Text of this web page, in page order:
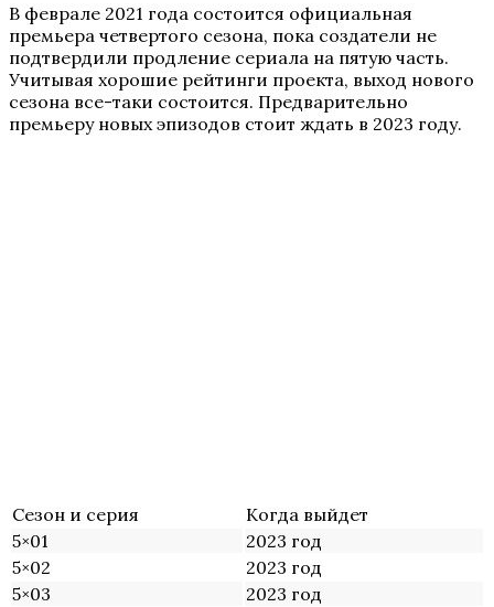
В феврале 2021 года состоится официальная
премьера четвертого сезона, пока создатели не
подтвердили продление сериала на пятую часть.
Учитывая хорошие рейтинги проекта, выход нового
сезона все-таки состоится. Предварительно
премьеру новых эпизодов стоит ждать в 2023 году.
Сезон и серия
Когда выйдет
5×01
2023 год
5×02
2023 год
5×03
2023 год